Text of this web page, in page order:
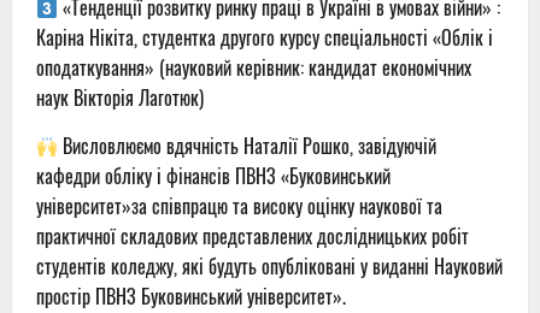
«Тенденції розвитку ринку праці в Україні в умовах війни» :
Каріна Нікіта, студентка другого курсу спеціальності «Облік і
оподаткування» (науковий керівник: кандидат економічних
наук Вікторія Лаготюк)
Висловлюємо вдячність Наталії Рошко, завідуючій
кафедри обліку і фінансів ПВНЗ «Буковинський
університет»за співпрацю та високу оцінку наукової та
практичної складових представлених дослідницьких робіт
студентів коледжу, які будуть опубліковані у виданні Науковий
простір ПВНЗ Буковинський університет».